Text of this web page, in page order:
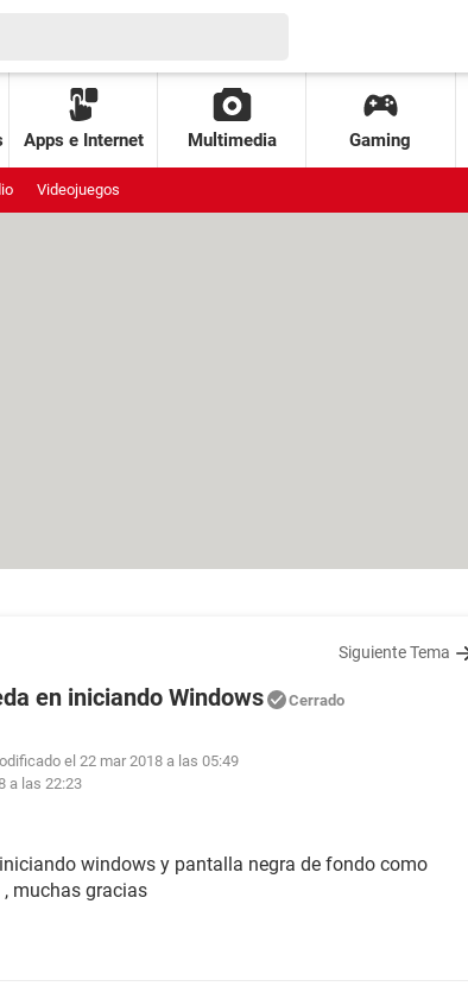
Apps e Internet Multimedia Gaming
Videojuegos
Siguiente Tema
en iniciando Windows Cerrado
el 22 mar 2018 a las 05:49
a las 22:23
windows y pantalla negra de fondo como
, muchas gracias